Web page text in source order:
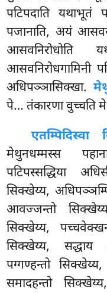
पटिपदाति यथाभूतं
पजानाति, अयं
आसवनिरोधोति
आसवनिरोधगामिनी
अधिपञ्ञासिक्खा.
पे… तंकारणा वुच्चति
एतम्पिदिस्वा
मेथुनधम्मस्स
पटिपस्सद्धिया
सिक्खेय्य,
आवज्जन्तो
सिक्खेय्य,
सिक्खेय्य, सद्धाय
पग्गण्हन्तो
समादहन्तो